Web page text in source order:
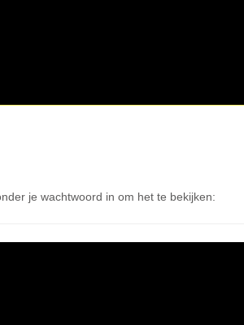
je wachtwoord in om het te bekijken: